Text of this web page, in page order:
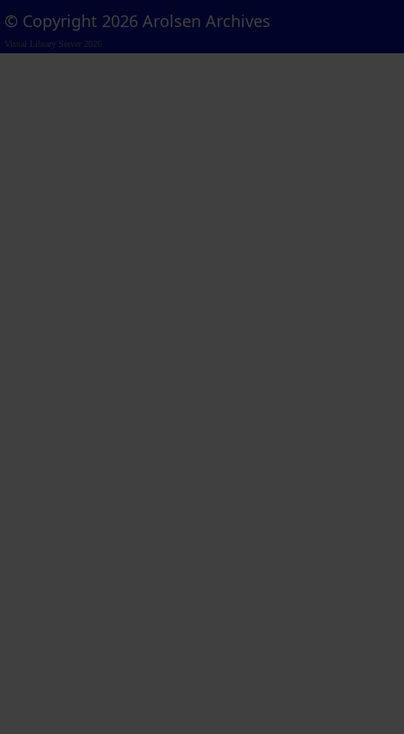
© Copyright 2026 Arolsen Archives
Visual Library Server 2026